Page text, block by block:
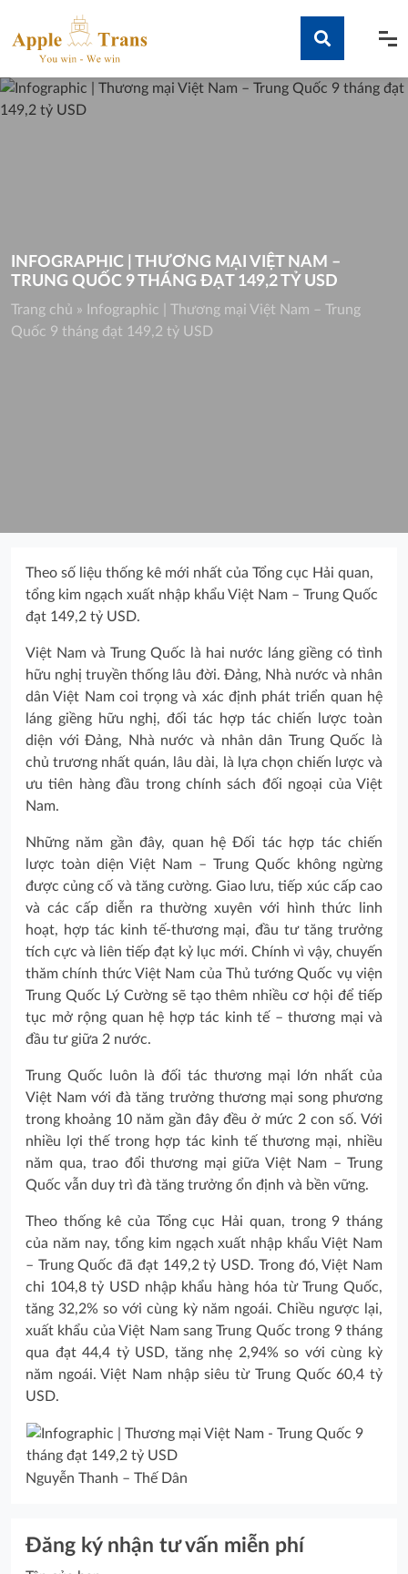
content
Tìm kiếm
INFOGRAPHIC | THƯƠNG MẠI VIỆT NAM –
TRUNG QUỐC 9 THÁNG ĐẠT 149,2 TỶ USD
Trang chủ »
Infographic | Thương mại Việt Nam – Trung
Quốc 9 tháng đạt 149,2 tỷ USD
Theo số liệu thống kê mới nhất của Tổng cục Hải quan,
tổng kim ngạch xuất nhập khẩu Việt Nam – Trung Quốc
đạt 149,2 tỷ USD.
Việt Nam và Trung Quốc là hai nước láng giềng có tình
hữu nghị truyền thống lâu đời. Đảng, Nhà nước và nhân
dân Việt Nam coi trọng và xác định phát triển quan hệ
láng giềng hữu nghị, đối tác hợp tác chiến lược toàn
diện với Đảng, Nhà nước và nhân dân Trung Quốc là
chủ trương nhất quán, lâu dài, là lựa chọn chiến lược và
ưu tiên hàng đầu trong chính sách đối ngoại của Việt
Nam.
Những năm gần đây, quan hệ Đối tác hợp tác chiến
lược toàn diện Việt Nam – Trung Quốc không ngừng
được củng cố và tăng cường. Giao lưu, tiếp xúc cấp cao
và các cấp diễn ra thường xuyên với hình thức linh
hoạt, hợp tác kinh tế-thương mại, đầu tư tăng trưởng
tích cực và liên tiếp đạt kỷ lục mới. Chính vì vậy, chuyến
thăm chính thức Việt Nam của Thủ tướng Quốc vụ viện
Trung Quốc Lý Cường sẽ tạo thêm nhiều cơ hội để tiếp
tục mở rộng quan hệ hợp tác kinh tế – thương mại và
đầu tư giữa 2 nước.
Trung Quốc luôn là đối tác thương mại lớn nhất của
Việt Nam với đà tăng trưởng thương mại song phương
trong khoảng 10 năm gần đây đều ở mức 2 con số. Với
nhiều lợi thế trong hợp tác kinh tế thương mại, nhiều
năm qua, trao đổi thương mại giữa Việt Nam – Trung
Quốc vẫn duy trì đà tăng trưởng ổn định và bền vững.
Theo thống kê của Tổng cục Hải quan, trong 9 tháng
của năm nay, tổng kim ngạch xuất nhập khẩu Việt Nam
– Trung Quốc đã đạt 149,2 tỷ USD. Trong đó, Việt Nam
chi 104,8 tỷ USD nhập khẩu hàng hóa từ Trung Quốc,
tăng 32,2% so với cùng kỳ năm ngoái. Chiều ngược lại,
xuất khẩu của Việt Nam sang Trung Quốc trong 9 tháng
qua đạt 44,4 tỷ USD, tăng nhẹ 2,94% so với cùng kỳ
năm ngoái. Việt Nam nhập siêu từ Trung Quốc 60,4 tỷ
USD.
Nguyễn Thanh – Thế Dân
Đăng ký nhận tư vấn miễn phí